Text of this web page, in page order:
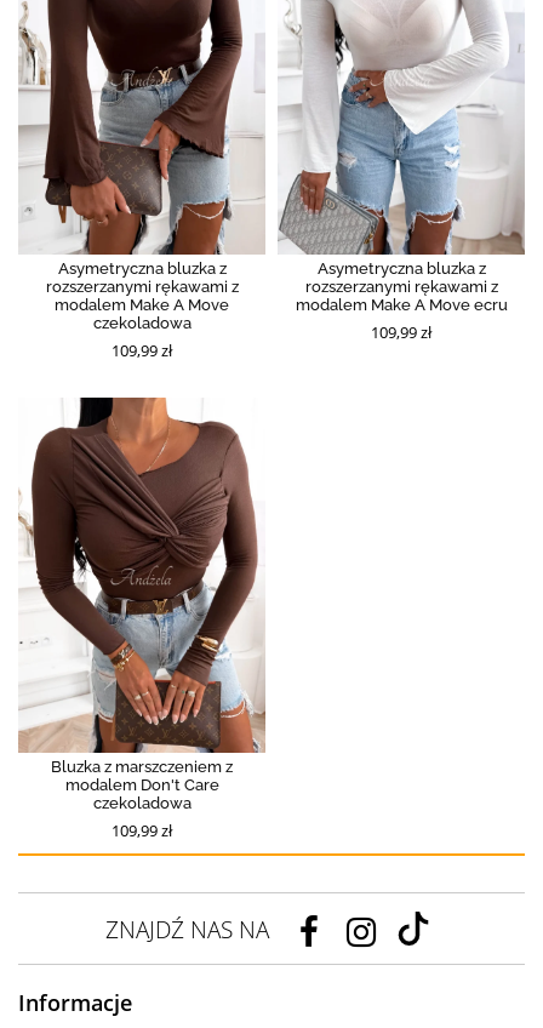
Asymetryczna bluzka z
rozszerzanymi rękawami z
modalem Make A Move
czekoladowa
109,99 zł
Asymetryczna bluzka z
rozszerzanymi rękawami z
modalem Make A Move ecru
109,99 zł
Bluzka z marszczeniem z
modalem Don't Care
czekoladowa
109,99 zł
ZNAJDŹ NAS NA
Informacje